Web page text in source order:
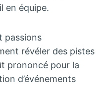
en équipe.
passions
révéler des pistes
prononcé pour la
d’événements